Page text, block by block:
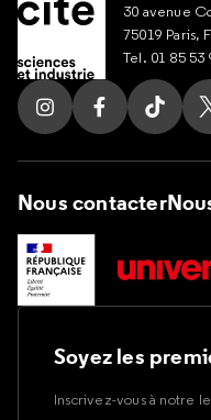
30 avenue
75019 Paris,
Tel. 01 85 53
Suivez nous sur
Suivez nous
Nous contacter
Soyez les
Inscrivez-vous à notre